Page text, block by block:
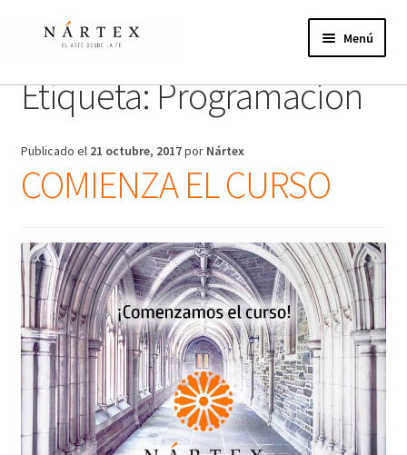
Menú
Inicio
Proyectos de verano
Publicaciones
Nosotros
¿Te unes?
Etiqueta:Programacíon
Publicado el 21 octubre, 2017por Nártex
COMIENZA EL CURSO